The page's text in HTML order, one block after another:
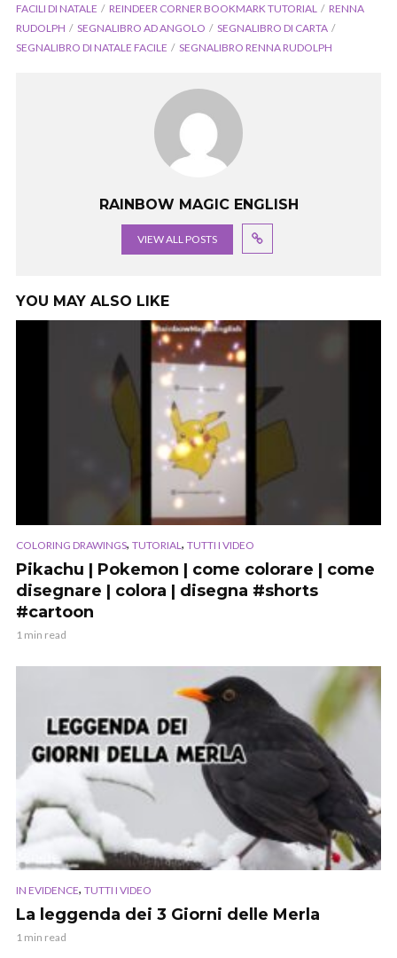
FACILI DI NATALE
REINDEER CORNER BOOKMARK TUTORIAL
RENNA
RUDOLPH
SEGNALIBRO AD ANGOLO
SEGNALIBRO DI CARTA
SEGNALIBRO DI NATALE FACILE
SEGNALIBRO RENNA RUDOLPH
RAINBOW MAGIC ENGLISH
VIEW ALL POSTS
YOU MAY ALSO LIKE
COLORING DRAWINGS, TUTORIAL , TUTTI I VIDEO
Pikachu | Pokemon | come colorare | come
disegnare | colora | disegna #shorts
#cartoon
1 min read
IN EVIDENCE, TUTTI I VIDEO
La leggenda dei 3 Giorni delle Merla
1 min read